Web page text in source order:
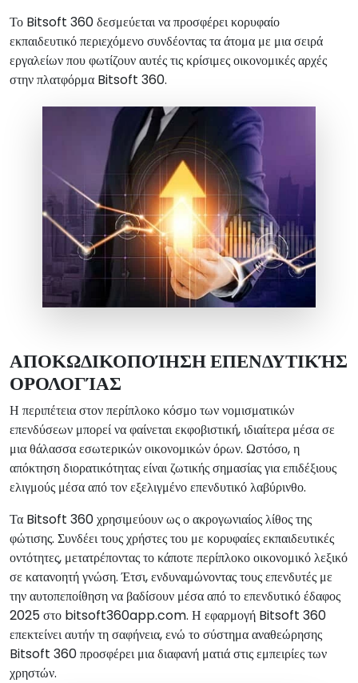
Το Bitsoft 360 δεσμεύεται να προσφέρει κορυφαίο
εκπαιδευτικό περιεχόμενο συνδέοντας τα άτομα με μια σειρά
εργαλείων που φωτίζουν αυτές τις κρίσιμες οικονομικές αρχές
στην πλατφόρμα Bitsoft 360.
ΑΠΟΚΩΔΙΚΟΠΟΊΗΣΗ ΕΠΕΝΔΥΤΙΚΉΣ
ΟΡΟΛΟΓΊΑΣ
Η περιπέτεια στον περίπλοκο κόσμο των νομισματικών
επενδύσεων μπορεί να φαίνεται εκφοβιστική, ιδιαίτερα μέσα σε
μια θάλασσα εσωτερικών οικονομικών όρων. Ωστόσο, η
απόκτηση διορατικότητας είναι ζωτικής σημασίας για επιδέξιους
ελιγμούς μέσα από τον εξελιγμένο επενδυτικό λαβύρινθο.
Τα Bitsoft 360 χρησιμεύουν ως ο ακρογωνιαίος λίθος της
φώτισης. Συνδέει τους χρήστες του με κορυφαίες εκπαιδευτικές
οντότητες, μετατρέποντας το κάποτε περίπλοκο οικονομικό λεξικό
σε κατανοητή γνώση. Έτσι, ενδυναμώνοντας τους επενδυτές με
την αυτοπεποίθηση να βαδίσουν μέσα από το επενδυτικό έδαφος
2025 στο bitsoft360app.com. Η εφαρμογή Bitsoft 360
επεκτείνει αυτήν τη σαφήνεια, ενώ το σύστημα αναθεώρησης
Bitsoft 360 προσφέρει μια διαφανή ματιά στις εμπειρίες των
χρηστών.